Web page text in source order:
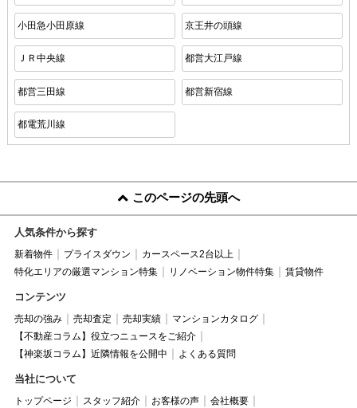
小田急小田原線 京王井の頭線
ＪＲ中央線 都営大江戸線
都営三田線 都営新宿線
都電荒川線
このページの先頭へ
人気条件から探す
新着物件 プライスダウン
カースペース2台以上
特化エリアの厳選マンション特集
リノベーション物件特集 賃貸物件
コンテンツ
売却の強み 売却査定 売却実績
マンションカタログ
【不動産コラム】役立つニュースをご紹介
【神楽坂コラム】近隣情報を公開中
よくある質問
当社について
トップページ スタッフ紹介 お客様の声
会社概要